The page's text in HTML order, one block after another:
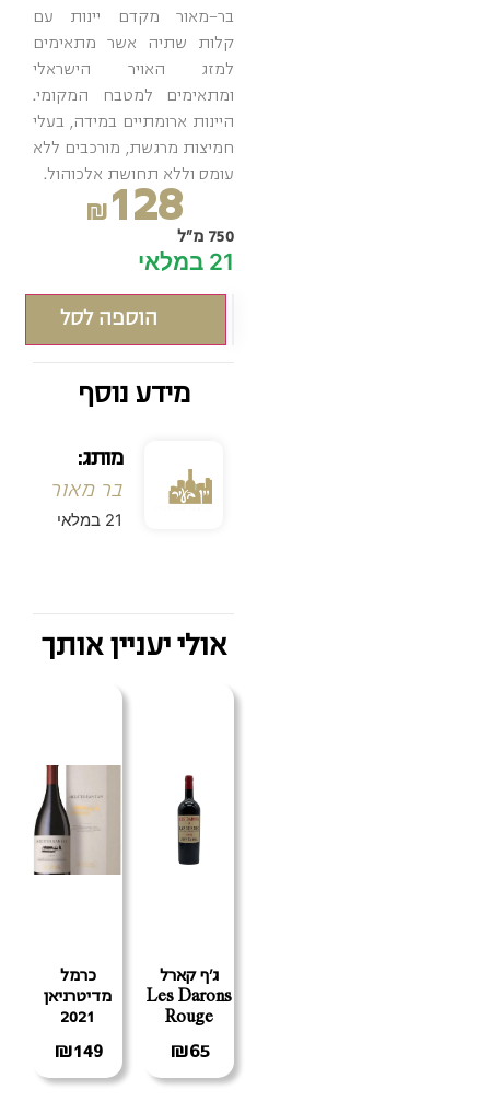
בר-מאור מקדם יינות עם
קלות שתיה אשר מתאימים
למזג האויר הישראלי
ומתאימים למטבח המקומי.
היינות ארומתיים במידה, בעלי
חמיצות מרגשת, מורכבים ללא
עומס וללא תחושת אלכוהול.
₪128
750 מ"ל
21 במלאי
הוספה לסל
מידע נוסף
מותג:
בר מאור
21 במלאי
אולי יעניין אותך
ג'ף קארל
Les Darons
Rouge
₪65
כרמל
מדיטרניאן
2021
₪149